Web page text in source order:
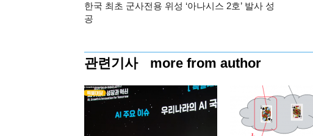
한국 최초 군사전용 위성 ‘아나시스 2호’ 발사 성
공
관련기사 more from author